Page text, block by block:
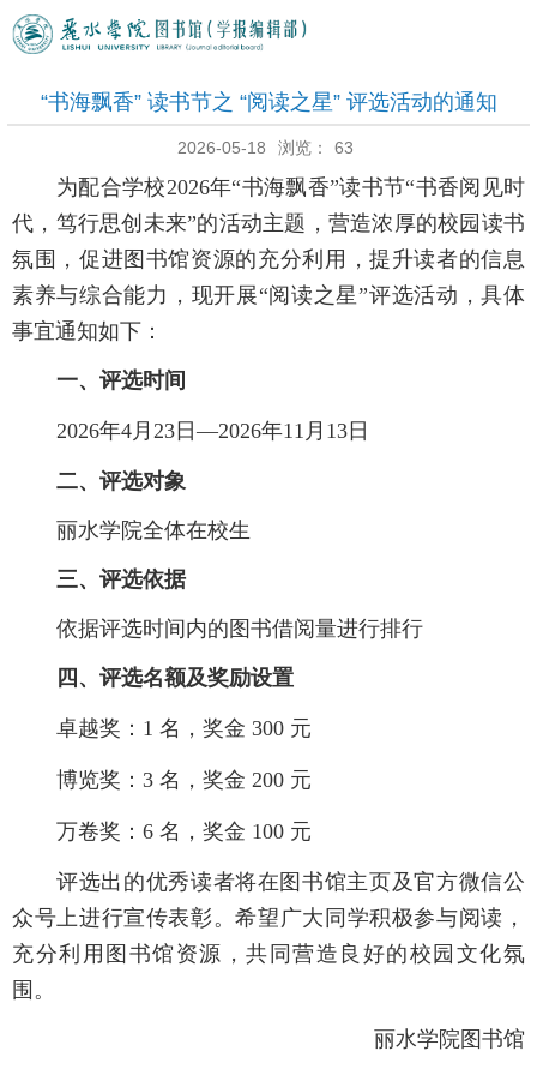
“书海飘香” 读书节之 “阅读之星” 评选活动的通知
2026-05-18 浏览： 63
为配合学校2026年“书海飘香”读书节“书香阅见时
代，笃行思创未来”的活动主题，营造浓厚的校园读书
氛围，促进图书馆资源的充分利用，提升读者的信息
素养与综合能力，现开展“阅读之星”评选活动，具体
事宜通知如下：
一、评选时间
2026年4月 23 日 —2026年11 月 13 日
二、评选对象
丽水学院全体在校生
三、评选依据
依据评选时间内的图书借阅量进行排行
四、评选名额及奖励设置
卓越奖：1 名，奖金 300 元
博览奖：3 名，奖金 200 元
万卷奖：6 名，奖金 100 元
评选出的优秀读者将在图书馆主页及官方微信公
众号上进行宣传表彰。希望广大同学积极参与阅读，
充分利用图书馆资源，共同营造良好的校园文化氛
围。
丽水学院图书馆